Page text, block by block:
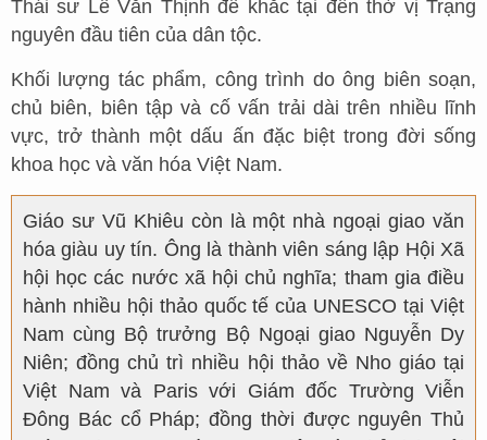
Thái sư Lê Văn Thịnh để khắc tại đền thờ vị Trạng
nguyên đầu tiên của dân tộc.
Khối lượng tác phẩm, công trình do ông biên soạn,
chủ biên, biên tập và cố vấn trải dài trên nhiều lĩnh
vực, trở thành một dấu ấn đặc biệt trong đời sống
khoa học và văn hóa Việt Nam.
Giáo sư Vũ Khiêu còn là một nhà ngoại giao văn
hóa giàu uy tín. Ông là thành viên sáng lập Hội Xã
hội học các nước xã hội chủ nghĩa; tham gia điều
hành nhiều hội thảo quốc tế của UNESCO tại Việt
Nam cùng Bộ trưởng Bộ Ngoại giao Nguyễn Dy
Niên; đồng chủ trì nhiều hội thảo về Nho giáo tại
Việt Nam và Paris với Giám đốc Trường Viễn
Đông Bác cổ Pháp; đồng thời được nguyên Thủ